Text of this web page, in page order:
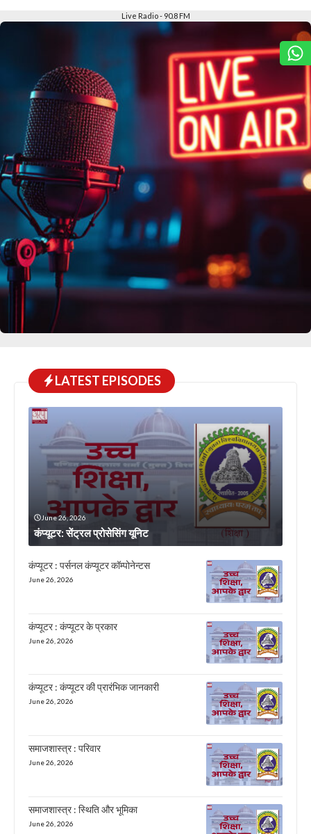
Live Radio - 90.8 FM
LATEST EPISODES
June 26, 2026
कंप्यूटर: सेंट्रल प्रोसेसिंग यूनिट
कंप्यूटर : पर्सनल कंप्यूटर कॉम्पोनेन्टस
June 26, 2026
कंप्यूटर : कंप्यूटर के प्रकार
June 26, 2026
कंप्यूटर : कंप्यूटर की प्रारंभिक जानकारी
June 26, 2026
समाजशास्त्र : परिवार
June 26, 2026
समाजशास्त्र : स्थिति और भूमिका
June 26, 2026